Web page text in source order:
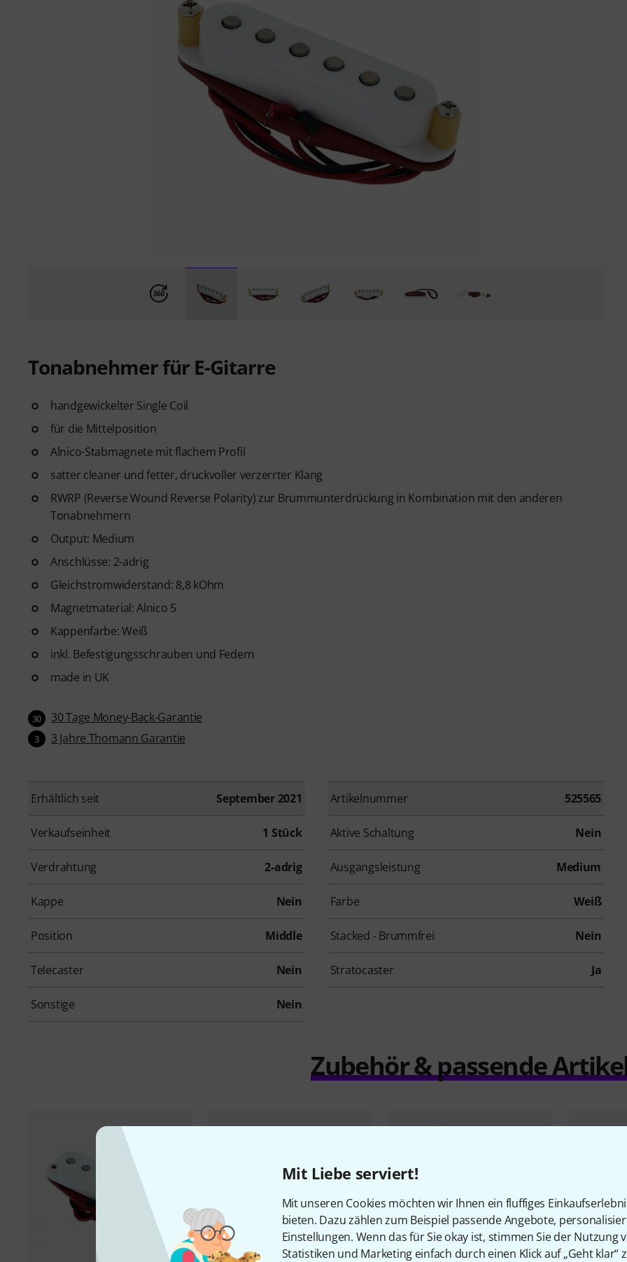
Mit Liebe serviert!
Mit unseren Cookies möchten wir Ihnen ein fluffiges
bieten. Dazu zählen zum Beispiel passende Angebote,
Einstellungen. Wenn das für Sie okay ist, stimmen Sie der Nutzung
Statistiken und Marketing einfach durch einen Klick auf „Geht klar“
Tonabnehmer für E-Gitarre
handgewickelter Single Coil
für die Mittelposition
Alnico-Stabmagnete mit flachem Profil
satter cleaner und fetter, druckvoller verzerrter Klang
RWRP (Reverse Wound Reverse Polarity) zur Brummunterdrückung in Kombination mit den anderen
Tonabnehmern
Output: Medium
Anschlüsse: 2-adrig
Gleichstromwiderstand: 8,8 kOhm
Magnetmaterial: Alnico 5
Kappenfarbe: Weiß
inkl. Befestigungsschrauben und Federn
made in UK
30 30 Tage Money-Back-Garantie
3 3 Jahre Thomann Garantie
Erhältlich seit September 2021 Artikelnummer 525565
Verkaufseinheit 1 Stück Aktive Schaltung Nein
Verdrahtung 2-adrig Ausgangsleistung Medium
Kappe Nein Farbe Weiß
Position Middle Stacked - Brummfrei Nein
Telecaster Nein Stratocaster Ja
Sonstige Nein
Zubehör & passende